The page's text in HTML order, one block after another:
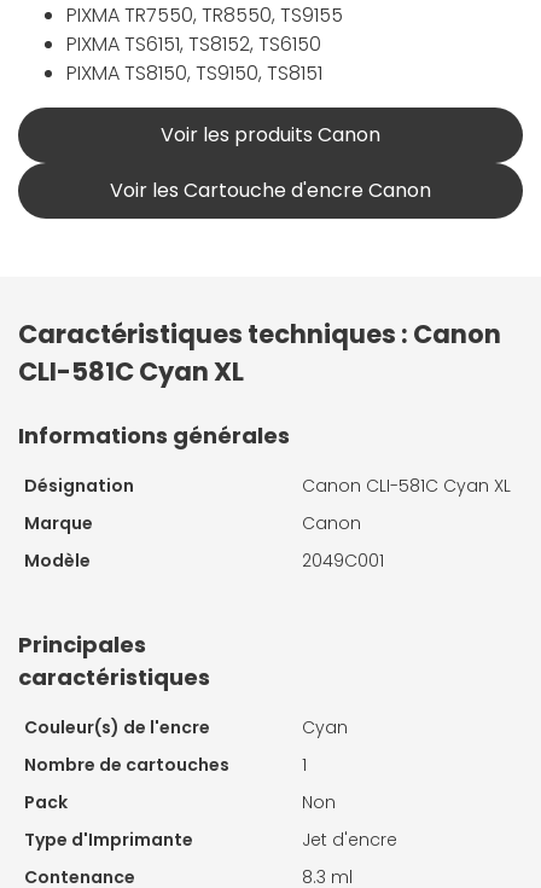
PIXMA TR7550, TR8550, TS9155
PIXMA TS6151, TS8152, TS6150
PIXMA TS8150, TS9150, TS8151
Voir les produits Canon
Voir les Cartouche d'encre Canon
Caractéristiques techniques : Canon
CLI-581C Cyan XL
Informations générales
Désignation
Canon CLI-581C Cyan XL
Marque
Canon
Modèle
2049C001
Principales
caractéristiques
Couleur(s) de l'encre
Cyan
Nombre de cartouches
1
Pack
Non
Type d'Imprimante
Jet d'encre
Contenance
8.3 ml